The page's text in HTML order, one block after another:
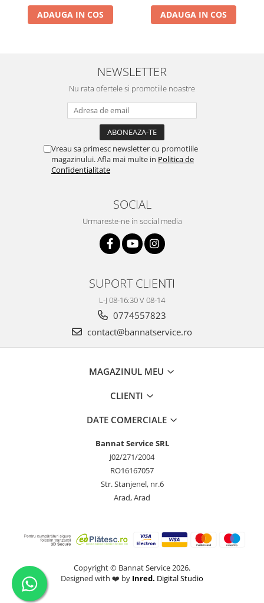
ADAUGA IN COS ADAUGA IN COS
NEWSLETTER
Nu rata ofertele si promotiile noastre
Vreau sa primesc newsletter cu promotiile
magazinului. Afla mai multe in Politica de
Confidentialitate
SOCIAL
Urmareste-ne in social media
SUPORT CLIENTI
L-J 08-16:30 V 08-14
0774557823
contact@bannatservice.ro
MAGAZINUL MEU
CLIENTI
DATE COMERCIALE
Bannat Service SRL
J02/271/2004
RO16167057
Str. Stanjenel, nr.6
Arad, Arad
Copyright © Bannat Service 2026.
Designed with ❤️ by Inred. Digital Studio